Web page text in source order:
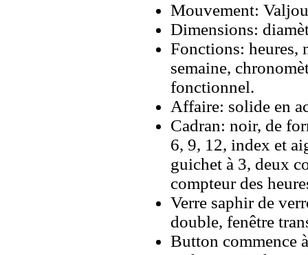
Mouvement:
Dimensions:
Fonctions: heures,
semaine,
fonctionnel.
Affaire: solide en
Cadran: noir, de
6, 9, 12, index et
guichet à 3, deux
compteur des
Verre saphir de
double, fenêtre
Button commence